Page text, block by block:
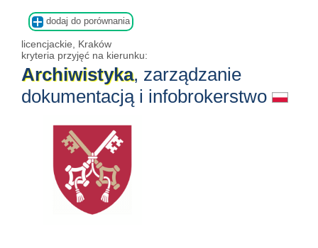
dodaj do porównania
licencjackie, Kraków
kryteria przyjęć na kierunku:
Archiwistyka, zarządzanie
dokumentacją i infobrokerstwo